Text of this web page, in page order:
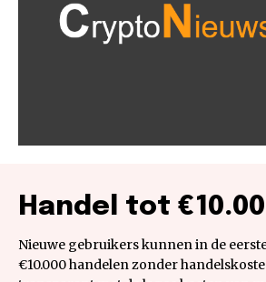
Handel tot
Nieuwe gebruikers kunnen in de
€10.000 handelen zonder